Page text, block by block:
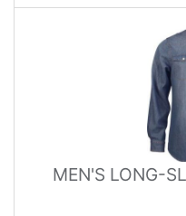
MEN'S LONG-